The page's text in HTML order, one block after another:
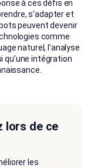
à ces défis en
s’adapter et
peuvent devenir
comme
naturel, l’analyse
intégration
lors de ce
les